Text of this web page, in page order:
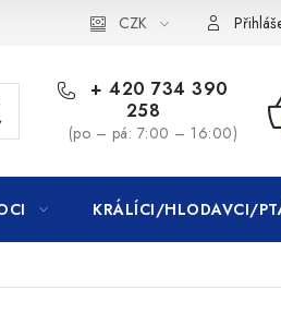
CZK
+ 420 734 390
258
(po – pá: 7:00 – 16:00)
KRÁLÍCI/HLODAVCI/